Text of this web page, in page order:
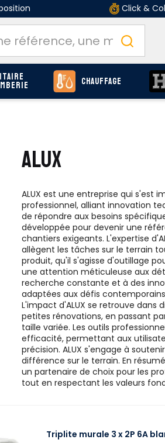
Click &
Chauffage
ALUX
ALUX est une entreprise qui s'est
professionnel, alliant innovation
de répondre aux besoins
développée pour devenir une
chantiers exigeants. L'expertise
allègent les tâches sur le terrain
produit, qu'il s'agisse d'outillage
une attention méticuleuse aux
recherche constante et à des
adaptées aux défis
L'impact d'ALUX se retrouve dans
petites rénovations, en passant
taille variée. Les outils
efficacité, permettant aux
précision. ALUX s'engage à
différence sur le terrain. En
un partenaire de choix pour les
tout en respectant les valeurs
Triplite murale 3 x 2P 6A